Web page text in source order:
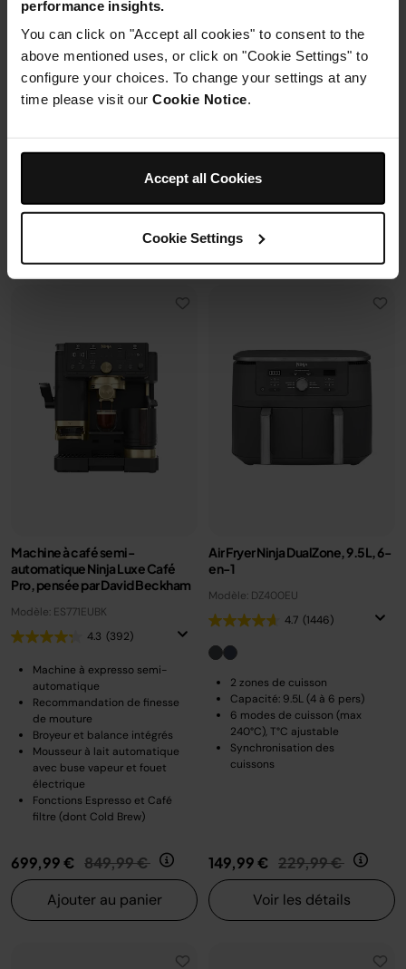
performance insights.
You can click on "Accept all cookies" to consent to the
above mentioned uses, or click on "Cookie Settings" to
configure your choices. To change your settings at any
time please visit our Cookie Notice.
Accept all Cookies
Cookie Settings
Housse de protection offerte* avec
ce four à pizza.En savoir plus
259,99 €-289,99 €
Prix le + bas sur 30j
Voir les détails
+2 couvercles
4 modes de cuisson
Préparez, cuisinez, conservez
avec un même récipient.
Modulaire, compact, facile à
119,99 € Prix réduit de
179,99 €au
109,99 €
Voir les détails
Machine à café semi-
automatique Ninja Luxe Café
Pro, pensée par David Beckham
Modèle: ES771EUBK
4.3 (392)
Machine à expresso semi-
automatique
Recommandation de finesse
de mouture
Broyeur et balance intégrés
Mousseur à lait automatique
avec buse vapeur et fouet
électrique
Fonctions Espresso et Café
filtre (dont Cold Brew)
699,99 € Prix réduit de
849,99 € au
Ajouter au panier
Air Fryer Ninja DualZone, 9.5L, 6-
en-1
Modèle: DZ400EU
4.7 (1446)
2 zones de cuisson
Capacité: 9.5L (4 à 6 pers)
6 modes de cuisson (max
240°C), T°C ajustable
Synchronisation des
cuissons
149,99 € Prix réduit de
229,99 € au
Voir les détails